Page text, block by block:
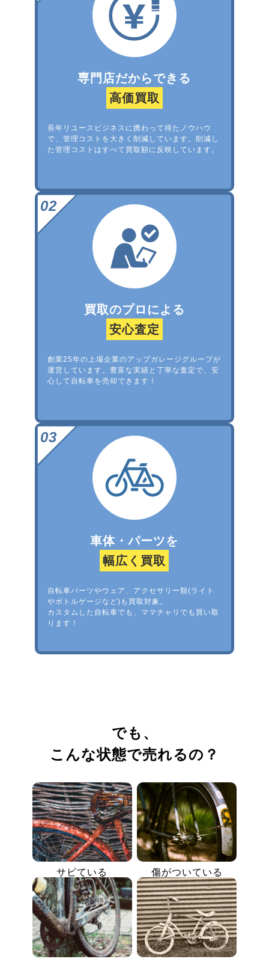
専門店だからできる
高価買取
長年リユースビジネスに携わって得たノウハウ
で、管理コストを大きく削減しています。削減し
た管理コストはすべて買取額に反映しています。
買取のプロによる
安心査定
創業25年の上場企業のアップガレージグループが
運営しています。豊富な実績と丁寧な査定で、安
心して自転車を売却できます！
車体・パーツを
幅広く買取
自転車パーツやウェア、アクセサリー類(ライト
やボトルゲージなど)も買取対象。
カスタムした自転車でも、ママチャリでも買い取
ります！
でも、
こんな状態で売れるの？
サビている 傷がついている